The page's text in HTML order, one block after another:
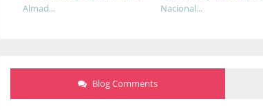
Nacional...
Almad...
Blog Comments